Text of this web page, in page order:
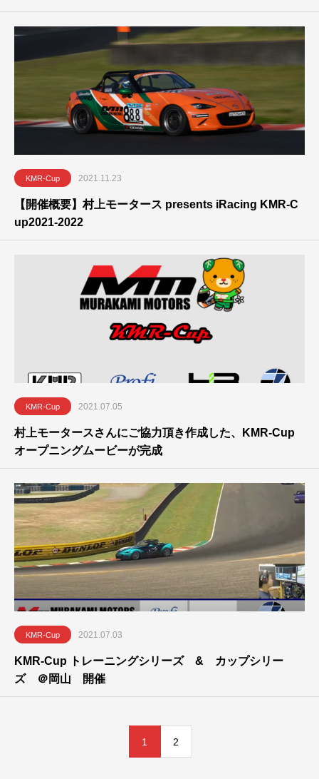
KMR-Cup 2021.11.23
【開催概要】村上モータース presents iRacing KMR-C
up2021-2022
KMR-Cup 2021.07.05
村上モータースさんにご協力頂き作成した、KMR-Cup
オープニングムービーが完成
KMR-Cup 2021.07.03
KMR-Cup トレーニングシリーズ & カップシリー
ズ ＠岡山 開催
1 2